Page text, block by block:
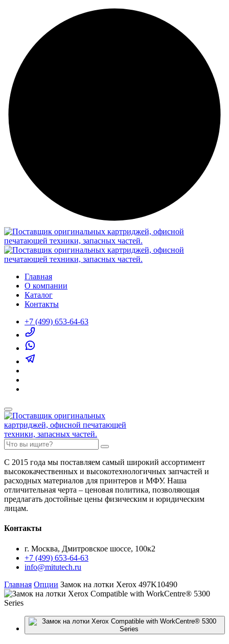
Главная
О компании
Каталог
Контакты
+7 (499) 653-64-63
С 2015 года мы поставляем самый широкий ассортимент
высококачественных и высокотехнологичных запчастей и
расходных материалов для принтеров и МФУ. Наша
отличительная черта – ценовая политика, позволяющая
предлагать достойные цены физическим и юридическим
лицам.
Контакты
г. Москва, Дмитровское шоссе, 100к2
+7 (499) 653-64-63
info@mitutech.ru
Главная Опции Замок на лотки Xerox 497K10490